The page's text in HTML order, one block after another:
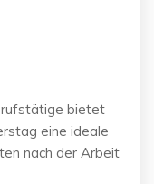
bietet
eine ideale
nach der Arbeit